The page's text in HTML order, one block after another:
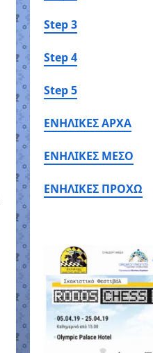
Step 3
Step 4
Step 5
ΕΝΗΛΙΚΕΣ ΑΡΧΑ
ΕΝΗΛΙΚΕΣ ΜΕΣΟ
ΕΝΗΛΙΚΕΣ ΠΡΟΧΩ